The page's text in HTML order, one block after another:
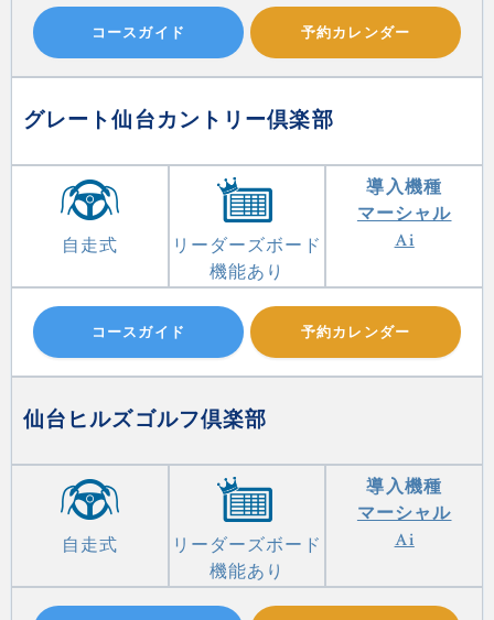
コースガイド 予約カレンダー
グレート仙台カントリー倶楽部
自走式
リーダーズボード
機能あり
導入機種
マーシャル
Ai
コースガイド 予約カレンダー
仙台ヒルズゴルフ倶楽部
自走式
リーダーズボード
機能あり
導入機種
マーシャル
Ai